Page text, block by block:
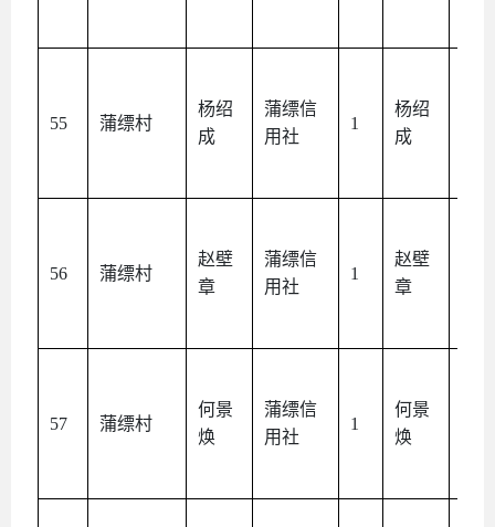
55 蒲缥村
杨绍
成
蒲缥信
用社
1
杨绍
成
56 蒲缥村
赵壁
章
蒲缥信
用社
1
赵壁
章
57 蒲缥村
何景
焕
蒲缥信
用社
1
何景
焕